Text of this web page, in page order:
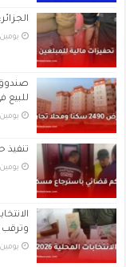
للبيع في 11
وترقب